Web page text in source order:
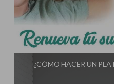
Influencer:
¿CÓMO HACER UN